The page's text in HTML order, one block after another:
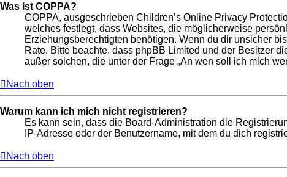
Was ist COPPA?
COPPA, ausgeschrieben Children’s Online Privacy
welches festlegt, dass Websites, die möglicherweise
Erziehungsberechtigten benötigen. Wenn du dir unsicher
Rate. Bitte beachte, dass phpBB Limited und der Besitzer
außer solchen, die unter der Frage „An wen soll ich mich
Nach oben
Warum kann ich mich nicht registrieren?
Es kann sein, dass die Board-Administration die
IP-Adresse oder der Benutzername, mit dem du dich
Nach oben